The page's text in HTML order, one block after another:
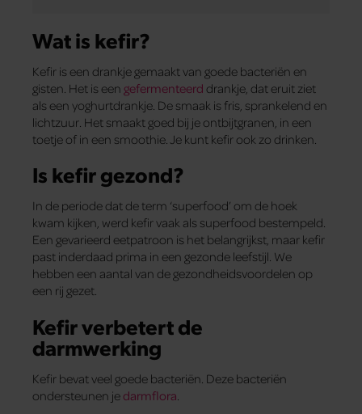
Wat is kefir?
Kefir is een drankje gemaakt van goede bacteriën en
gisten. Het is een gefermenteerd drankje, dat eruit ziet
als een yoghurtdrankje. De smaak is fris, sprankelend en
lichtzuur. Het smaakt goed bij je ontbijtgranen, in een
toetje of in een smoothie. Je kunt kefir ook zo drinken.
Is kefir gezond?
In de periode dat de term ‘superfood’ om de hoek
kwam kijken, werd kefir vaak als superfood bestempeld.
Een gevarieerd eetpatroon is het belangrijkst, maar kefir
past inderdaad prima in een gezonde leefstijl. We
hebben een aantal van de gezondheidsvoordelen op
een rij gezet.
Kefir verbetert de
darmwerking
Kefir bevat veel goede bacteriën. Deze bacteriën
ondersteunen jedarmflora